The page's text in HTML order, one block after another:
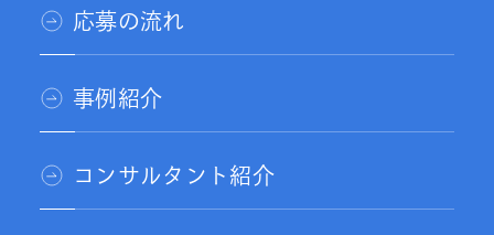
応募の流れ
事例紹介
コンサルタント紹介